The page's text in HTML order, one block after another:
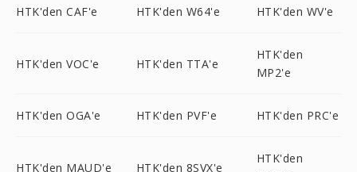
HTK'den CAF'e HTK'den W64'e HTK'den WV'e
HTK'den VOC'e HTK'den TTA'e
HTK'den
MP2'e
HTK'den OGA'e HTK'den PVF'e HTK'den PRC'e
HTK'den MAUD'e HTK'den 8SVX'e
HTK'den